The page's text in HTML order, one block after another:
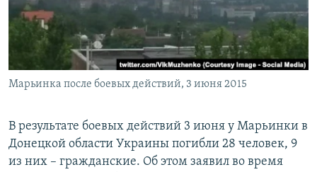
ПОБЕДИТЕЛЕЙ НЕ СУДЯТ?
КРЫМ.НЕПОКОРЕННЫЙ
ELIFBE
УКРАИНСКАЯ ПРОБЛЕМА КРЫМА
ПРИСОЕДИНЯЙТЕСЬ!
Марьинка после боевых действий, 3 июня 2015
В результате боевых действий 3 июня у Марьинки в
Донецкой области Украины погибли 28 человек, 9
из них – гражданские. Об этом заявил во время